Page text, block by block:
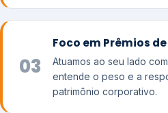
03
Foco em Prêmios
Atuamos ao seu lado
entende o peso e a
patrimônio corporativo.